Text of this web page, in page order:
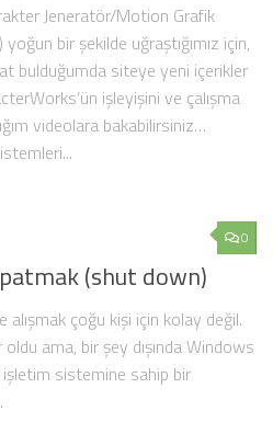
Jeneratör/Motion Grafik
bir şekilde uğraştığımız için,
bulduğumda siteye yeni içerikler
işleyişini ve çalışma
videolara bakabilirsiniz…
0
(shut down)
çoğu kişi için kolay değil.
ama, bir şey dışında Windows
işletim sistemine sahip bir